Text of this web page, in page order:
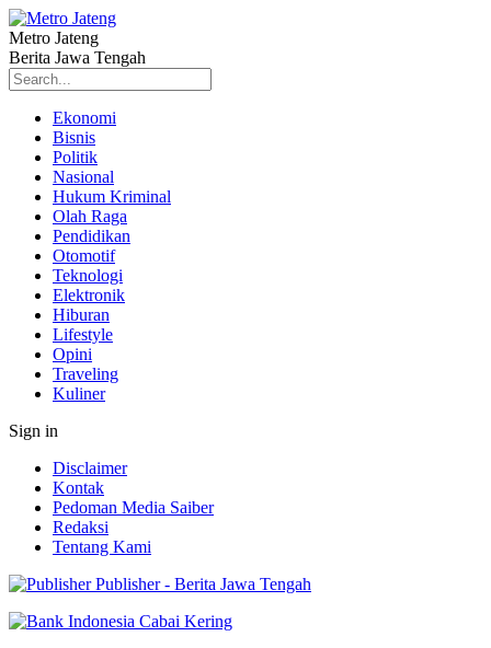
Metro Jateng
Berita Jawa Tengah
Ekonomi
Bisnis
Politik
Nasional
Hukum Kriminal
Olah Raga
Pendidikan
Otomotif
Teknologi
Elektronik
Hiburan
Lifestyle
Opini
Traveling
Kuliner
Sign in
Disclaimer
Kontak
Pedoman Media Saiber
Redaksi
Tentang Kami
Publisher - Berita Jawa Tengah